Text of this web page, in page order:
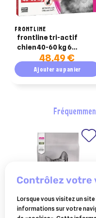
FRONTLINE
frontline tri-actif
chien 40-60 kg 6
pipettes48,49 €
Ajouter au panier
contrôlez votre
Lorsque vous visitez un
informations sur votre